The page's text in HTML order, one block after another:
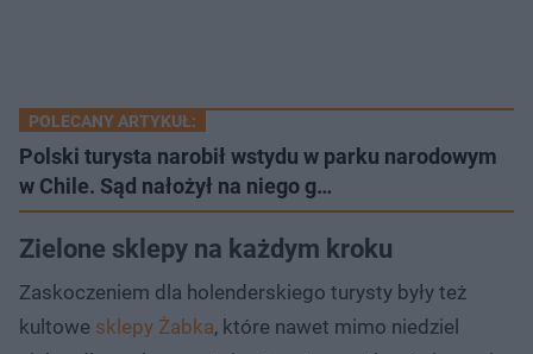
POLECANY ARTYKUŁ:
Polski turysta narobił wstydu w parku narodowym
w Chile. Sąd nałożył na niego g…
Zielone sklepy na każdym kroku
Zaskoczeniem dla holenderskiego turysty były też
kultowe sklepy Żabka, które nawet mimo niedziel